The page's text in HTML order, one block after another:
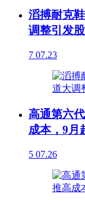
滔搏耐克
调整引发
7 07.23
高通第六
成本，9月
5 07.26